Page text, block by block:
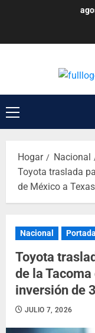
Hogar
Nacional
Toyota traslada
de México a
Nacional Portada
Toyota
de la
inversión de
JULIO 7, 2026